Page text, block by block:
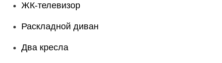
ЖК-телевизор
Раскладной диван
Два кресла